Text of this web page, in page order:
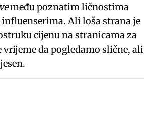
među poznatim ličnostima
Ali loša strana je
cijenu na stranicama za
da pogledamo slične, ali